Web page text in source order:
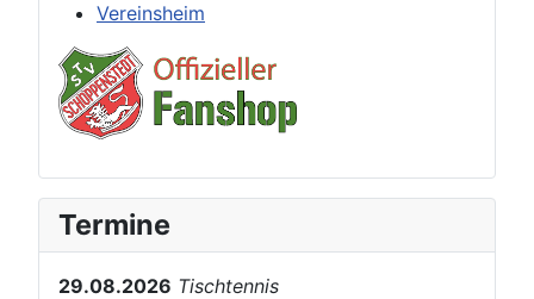
Vereinsheim
Termine
29.08.2026 Tischtennis